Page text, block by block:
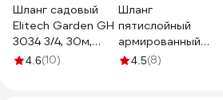
Шланг садовый
Elitech Garden GH
3034 3/4, 30м,
Раб.давл.8 бар. и
4.6(10)
Шланг
пятислойный
армированный
НОВЭМ ЛапотОК
4.5(8)